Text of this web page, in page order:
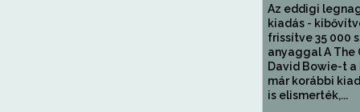
Az eddigi
kiadás -
frissítve 35 000
anyaggal A The
David Bowie-t
már korábbi
is elismerték,...